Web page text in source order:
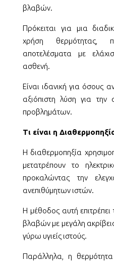
βλαβών.
Πρόκειται για μια
χρήση θερμότητας,
αποτελέσματα με
ασθενή.
Είναι ιδανική για όσους
αξιόπιστη λύση για την
προβλημάτων.
Τι είναι η
Η διαθερμοπηξία
μετατρέπουν το
προκαλώντας την
ανεπιθύμητων ιστών.
Η μέθοδος αυτή
βλαβών με μεγάλη
γύρω υγιείς ιστούς.
Παράλληλα, η